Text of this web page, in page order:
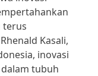
terus
Kasali,
inovasi
tubuh